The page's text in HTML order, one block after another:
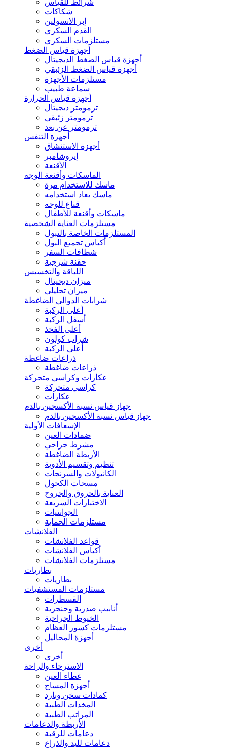
شرائط للقياس
شكاكات
إبر الانسولين
القدم السكري
مستلزمات السكري
أجهزة قياس الضغط
أجهزة قياس الضغط الديجيتال
أجهزة قياس الضغط الزئبقي
مستلزمات الأجهزة
سماعة طبيب
أجهزة قياس الحرارة
ترمومتر ديجيتال
ترمومتر زئبقي
ترمومتر عن بعد
أجهزة التنفس
أجهزة الاستنشاق
إيروشامبر
الأقنعة
الماسكات وأقنعة الوجه
ماسك للاستخدام مرة
ماسك يعاد استخدامه
قناع للوجه
ماسكات وأقنعة للأطفال
مستلزمات العناية الشخصية
المستلزمات الخاصة بالتبول
أكياس تجميع البول
شطافات السفر
حقنة شرجية
اللياقة والتخسيس
ميزان ديجيتال
ميزان تحليلي
شرابات الدوالي الضاغطة
أعلى الركبة
أسفل الركبة
أعلى الفخذ
شراب كولون
أعلى الركبة
ذراعات ضاغطة
ذراعات ضاغطة
عكازات وكراسي متحركة
كراسي متحركة
عكازات
جهاز قياس نسبة الأكسجين بالدم
جهاز قياس نسبة الأكسجين بالدم
الإسعافات الأولية
ضمادات العين
مشرط جراحي
الأربطة الضاغطة
تنظيم وتقسيم الأدوية
الكانيولات والسرنجات
مسحات الكحول
العناية بالحروق والجروح
الاختبارات السريعة
الجوانتيات
مستلزمات الحماية
الفلانشات
قواعد الفلانشات
أكياس الفلانشات
مستلزمات الفلانشات
بطاريات
بطاريات
مستلزمات المستشفيات
القسطرات
أنابيب صدرية وحنجرية
الخيوط الجراحية
مستلزمات كسور العظام
أجهزة المحاليل
أخرى
أخرى
الاسترخاء والراحة
غطاء العين
أجهزة المساج
كمادات سخن وبارد
المخدات الطبية
المراتب الطبية
الأربطة والدعامات
دعامات للرقبة
دعامات لليد والذراع